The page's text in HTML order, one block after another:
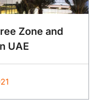
Zone and
UAE